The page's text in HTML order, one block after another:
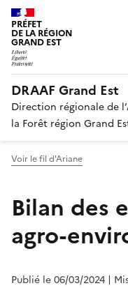
PRÉFET
DE LA RÉGION
GRAND EST
DRAAF Grand Est
Direction régionale de
la Forêt région Grand
Voir le fil d'Ariane
Bilan des
agro-
Publié le 06/03/2024 |